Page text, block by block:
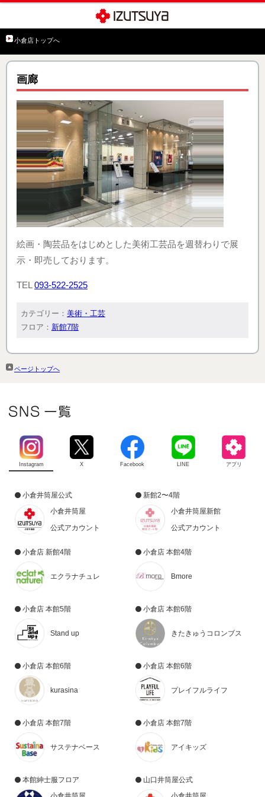
小倉店トップへ
画廊
絵画・陶芸品をはじめとした美術工芸品を週替わりで展
示・即売しております。
TEL 093-522-2525
カテゴリー： 美術・工芸
フロア： 新館7階
ページトップへ
Instagram X Facebook LINE アプリ
小倉井筒屋公式
小倉井筒屋
公式アカウント
新館2〜4階
小倉井筒屋新館
公式アカウント
小倉店 新館4階
エクラナチュレ
小倉店 本館4階
Bmore
小倉店 本館5階
Stand up
小倉店 本館6階
きたきゅうコロンブス
小倉店 本館6階
kurasina
小倉店 本館6階
プレイフルライフ
小倉店 本館7階
サステナベース
小倉店 本館7階
アイキッズ
本館紳士服フロア
山口井筒屋公式